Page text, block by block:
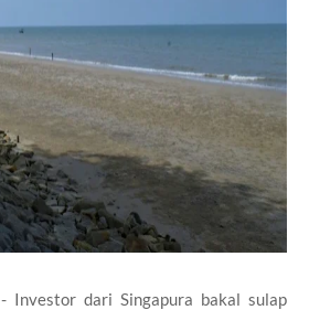
- Investor dari Singapura bakal sulap